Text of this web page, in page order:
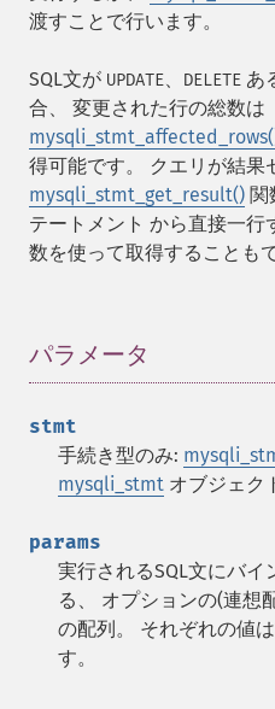
渡すことで行います。
SQL文が UPDATE、 DELETE あ
合、 変更された行の総数は
得可能です。 クエリが結果
mysqli_stmt_get_result() 関
テートメント から直接一行
数を使って取得することも
パラメータ
stmt
手続き型のみ:
mysqli_stmt オブジェク
params
実行されるSQL文にバ
る、 オプションの(連想
の配列。 それぞれの値
す。